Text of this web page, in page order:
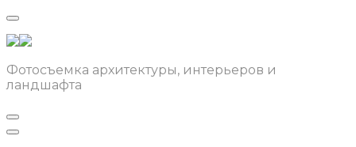
Фотосъемка архитектуры, интерьеров и
ландшафта